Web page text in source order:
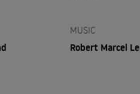
MUSIC
Robert Marcel